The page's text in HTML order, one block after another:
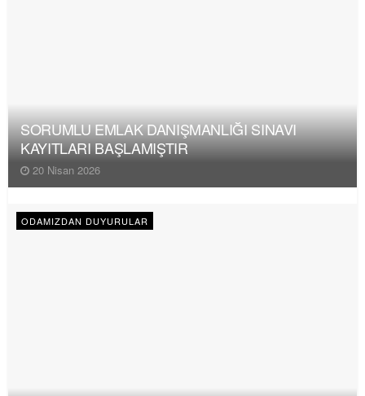
SORUMLU EMLAK DANIŞMANLIĞI SINAVI
KAYITLARI BAŞLAMIŞTIR
20 Nisan 2026
ODAMIZDAN DUYURULAR